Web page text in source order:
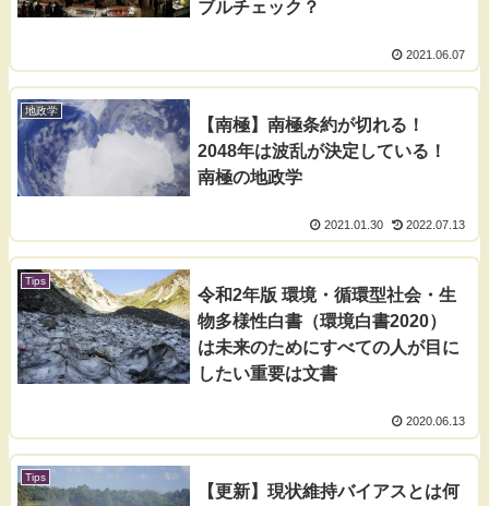
ブルチェック？
2021.06.07
地政学
【南極】南極条約が切れる！
2048年は波乱が決定している！
南極の地政学
2021.01.30 2022.07.13
Tips
令和2年版 環境・循環型社会・生
物多様性白書（環境白書2020）
は未来のためにすべての人が目に
したい重要は文書
2020.06.13
Tips
【更新】現状維持バイアスとは何